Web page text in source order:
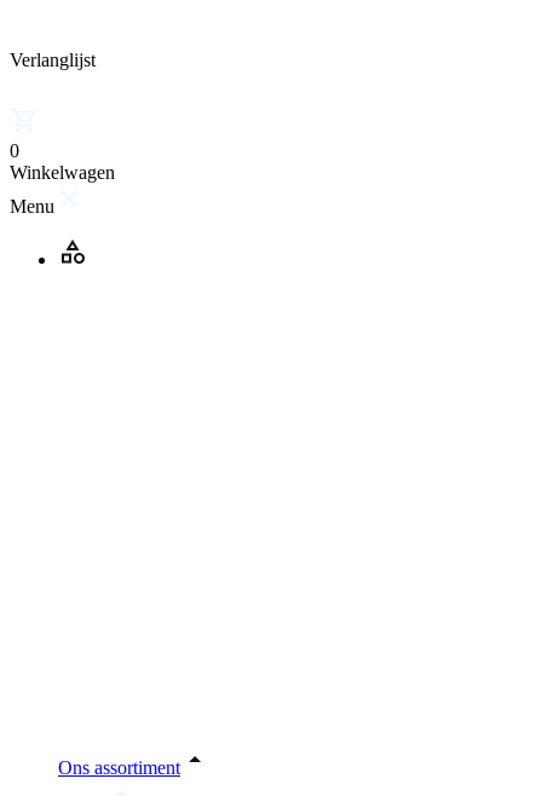
Verlanglijst
0
Winkelwagen
Menu
Ons assortiment